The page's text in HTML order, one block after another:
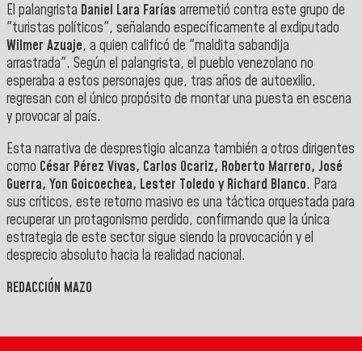
El palangrista Daniel Lara Farías arremetió contra este grupo de
"turistas políticos", señalando específicamente al exdiputado
Wilmer Azuaje, a quien calificó de "maldita sabandija
arrastrada". Según el palangrista, el pueblo venezolano no
esperaba a estos personajes que, tras años de autoexilio,
regresan con el único propósito de montar una puesta en escena
y provocar al país.
Esta narrativa de desprestigio alcanza también a otros dirigentes
como César Pérez Vivas, Carlos Ocariz, Roberto Marrero, José
Guerra, Yon Goicoechea, Lester Toledo y Richard Blanco. Para
sus críticos, este retorno masivo es una táctica orquestada para
recuperar un protagonismo perdido, confirmando que la única
estrategia de este sector sigue siendo la provocación y el
desprecio absoluto hacia la realidad nacional.
REDACCIÓN MAZO